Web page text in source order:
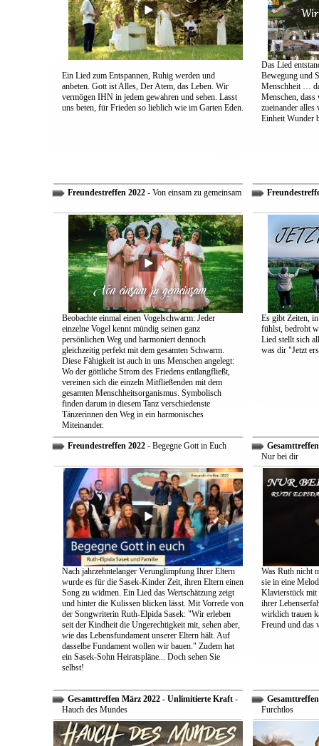
Ein Lied zum Entspannen, Ruhig werden und
anbeten. Gott ist Alles, Der Atem, das Leben. Wir
vermögen IHN in jedem gewahren und sehen. Lasst
uns beten, für Frieden so lieblich wie im Garten Eden.
Das Lied
Bewegung und
Menschheit …
Menschen,
zueinander alles
Einheit Wunder
Freundestreffen 2022- Von einsam zu gemeinsam
Beobachte einmal einen Vogelschwarm: Jeder
einzelne Vogel kennt mündig seinen ganz
persönlichen Weg und harmoniert dennoch
gleichzeitig perfekt mit dem gesamten Schwarm.
Diese Fähigkeit ist auch in uns Menschen angelegt:
Wo der göttliche Strom des Friedens entlangfließt,
vereinen sich die einzeln Mitfließenden mit dem
gesamten Menschheitsorganismus. Symbolisch
finden darum in diesem Tanz verschiedenste
Tänzerinnen den Weg in ein harmonisches
Miteinander.
Es gibt Zeiten,
fühlst, bedroht
Lied stellt sich
was dir "Jetzt
Freundestreffen 2022- Begegne Gott in Euch
Nach jahrzehntelanger Verunglimpfung Ihrer Eltern
wurde es für die Sasek-Kinder Zeit, ihren Eltern einen
Song zu widmen. Ein Lied das Wertschätzung zeigt
und hinter die Kulissen blicken lässt. Mit Vorrede von
der Songwriterin Ruth-Elpida Sasek: "Wir erleben
seit der Kindheit die Ungerechtigkeit mit, sehen aber,
wie das Lebensfundament unserer Eltern hält. Auf
dasselbe Fundament wollen wir bauen." Zudem hat
ein Sasek-Sohn Heiratspläne... Doch sehen Sie
selbst!
Nur bei dir
Was Ruth nicht
sie in eine
Klavierstück mit
ihrer
wirklich trauen
Freund und das
Gesamttreffen März 2022 - Unlimitierte Kraft -
Hauch des Mundes
Furchtlos